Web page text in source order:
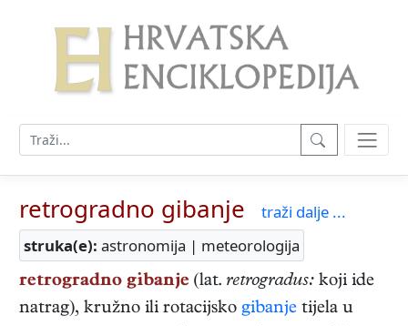
retrogradno gibanje
traži dalje ...
struka(e): astronomija | meteorologija
retrogradno gibanje (lat. retrogradus: koji ide
natrag), kružno ili rotacijsko gibanje tijela u